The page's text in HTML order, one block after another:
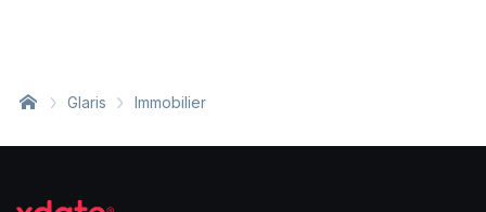
Glaris Immobilier